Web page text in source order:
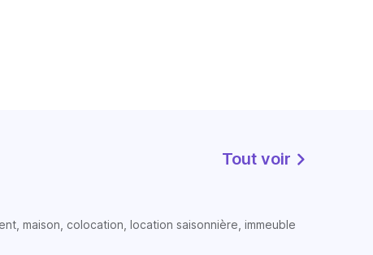
Tout voir
maison, colocation, location saisonnière, immeuble